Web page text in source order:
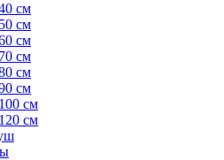
см
см
см
см
см
см
см
см